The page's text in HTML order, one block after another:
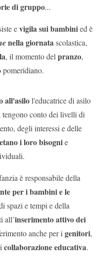
di gruppo...
evigila sui bambinied è
nella giornatascolastica,
, il momento del pranzo,
all'asilol'educatrice di asilo
tengono conto dei livelli di
degli interessi e delle
i loro bisognie
è responsabile della
per i bambini e le
spazi e tempi e della
all’inserimento attivo dei
anche per i genitori,
collaborazione educativa.